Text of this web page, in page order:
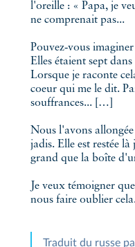
l'oreille : « Papa, je
ne comprenait pas...
Pouvez‑vous
Elles étaient sept
Lorsque je raconte
coeur qui me le dit.
souffrances... […]
Nous l'avons
jadis. Elle est restée
grand que la boîte
Je veux témoigner
nous faire oublier
Traduit du russe